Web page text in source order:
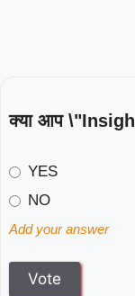
क्या आप
YES
NO
Add your answer